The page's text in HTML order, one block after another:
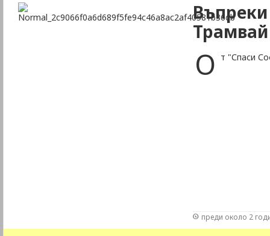
О т "Спаси
преди около 2